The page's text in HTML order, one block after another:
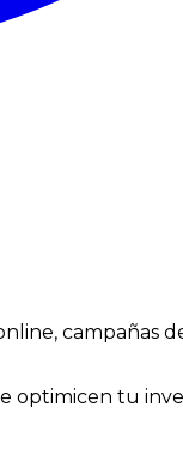
campañas
optimicen tu